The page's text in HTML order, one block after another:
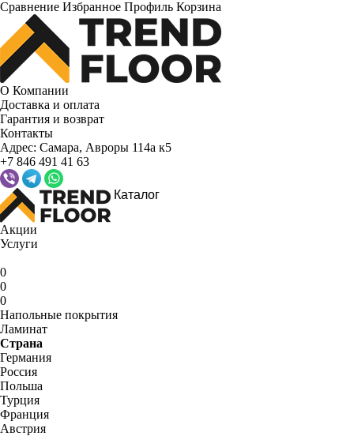
Сравнение Избранное Профиль Корзина
О Компании
Доставка и оплата
Гарантия и возврат
Контакты
Адрес: Самара, Авроры 114а к5
+7 846 491 41 63
Каталог
Акции
Услуги
0
0
0
Напольные покрытия
Ламинат
Страна
Германия
Россия
Польша
Турция
Франция
Австрия